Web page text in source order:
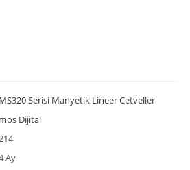
Serisi Manyetik Lineer Cetveller
Dijital
Ay